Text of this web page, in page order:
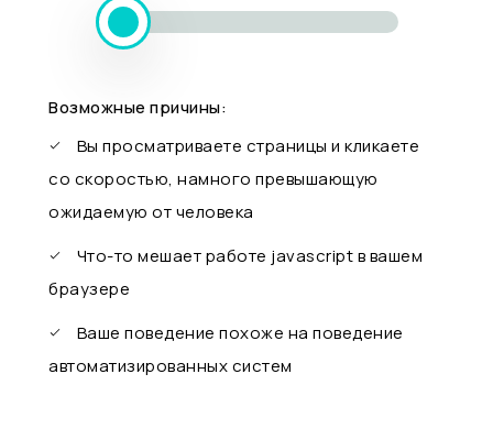
Возможные причины:
Вы просматриваете страницы и кликаете
со скоростью, намного превышающую
ожидаемую от человека
Что-то мешает работе javascript в вашем
браузере
Ваше поведение похоже на поведение
автоматизированных систем